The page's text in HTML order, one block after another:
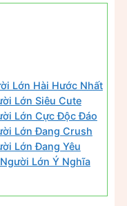
Lớn Hài Hước Nhất
Lớn Siêu Cute
Lớn Cực Độc Đáo
Lớn Đang Crush
Lớn Đang Yêu
Lớn Ý Nghĩa